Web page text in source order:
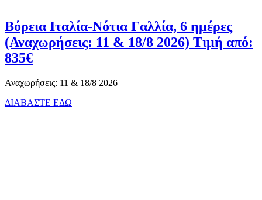
Βόρεια Ιταλία-Νότια Γαλλία, 6 ημέρες
(Αναχωρήσεις: 11 & 18/8 2026) Τιμή από:
835€
Αναχωρήσεις: 11 & 18/8 2026
ΔΙΑΒΑΣΤΕ ΕΔΩ